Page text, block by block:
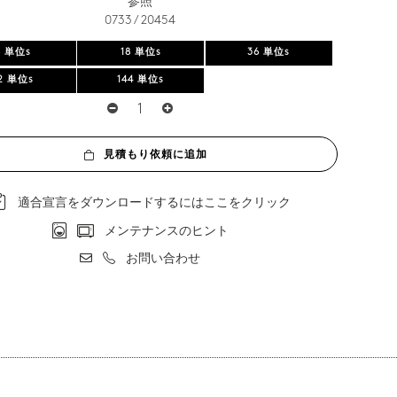
0733 / 20454
単位s 18 単位s 36 単位s
単位s 144 単位s
見積もり依頼に追加
適合宣言をダウンロードするにはここをクリック
メンテナンスのヒント
お問い合わせ